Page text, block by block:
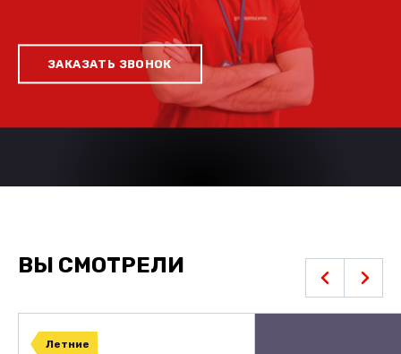
ЗАКАЗАТЬ ЗВОНОК
ВЫ СМОТРЕЛИ
Летние